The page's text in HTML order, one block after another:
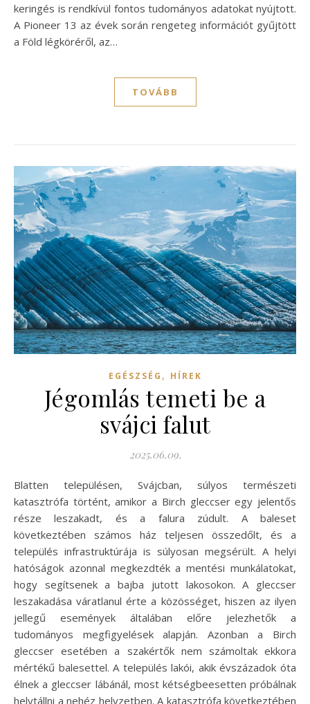
keringés is rendkívül fontos tudományos adatokat nyújtott.
A Pioneer 13 az évek során rengeteg információt gyűjtött
a Föld légköréről, az…
TOVÁBB
EGÉSZSÉG , HÍREK
Jégomlás temeti be a
svájci falut
2025.06.09.
Blatten településen, Svájcban, súlyos természeti
katasztrófa történt, amikor a Birch gleccser egy jelentős
része leszakadt, és a falura zúdult. A baleset
következtében számos ház teljesen összedőlt, és a
település infrastruktúrája is súlyosan megsérült. A helyi
hatóságok azonnal megkezdték a mentési munkálatokat,
hogy segítsenek a bajba jutott lakosokon. A gleccser
leszakadása váratlanul érte a közösséget, hiszen az ilyen
jellegű események általában előre jelezhetők a
tudományos megfigyelések alapján. Azonban a Birch
gleccser esetében a szakértők nem számoltak ekkora
mértékű balesettel. A település lakói, akik évszázadok óta
élnek a gleccser lábánál, most kétségbeesetten próbálnak
helytállni a nehéz helyzetben. A katasztrófa következtében